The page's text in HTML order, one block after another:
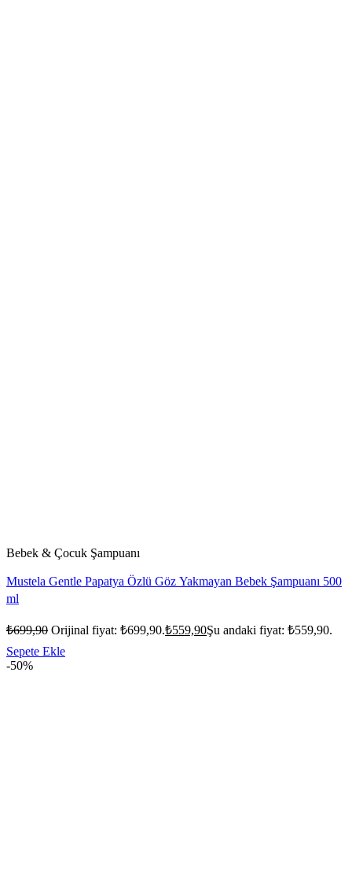
Bebek & Çocuk Şampuanı
Mustela Gentle Papatya Özlü Göz Yakmayan Bebek Şampuanı 500
ml
₺699,90 Orijinal fiyat: ₺699,90.₺559,90Şu andaki fiyat: ₺559,90.
Sepete Ekle
-50%